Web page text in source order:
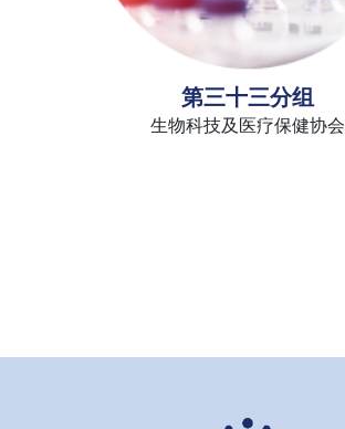
第三十三分组
生物科技及医疗保健协会